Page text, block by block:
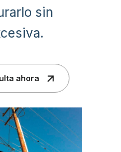
sin
ahora